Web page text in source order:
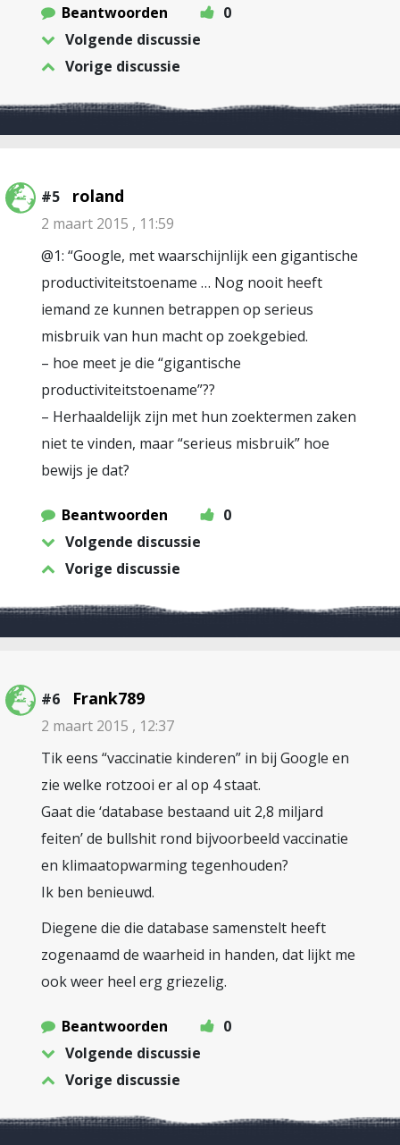
Beantwoorden
0
Volgende discussie
Vorige discussie
#5 roland
2 maart 2015 , 11:59
@1: “Google, met waarschijnlijk een gigantische
productiviteitstoename … Nog nooit heeft
iemand ze kunnen betrappen op serieus
misbruik van hun macht op zoekgebied.
– hoe meet je die “gigantische
productiviteitstoename”??
– Herhaaldelijk zijn met hun zoektermen zaken
niet te vinden, maar “serieus misbruik” hoe
bewijs je dat?
Beantwoorden
0
Volgende discussie
Vorige discussie
#6 Frank789
2 maart 2015 , 12:37
Tik eens “vaccinatie kinderen” in bij Google en
zie welke rotzooi er al op 4 staat.
Gaat die ‘database bestaand uit 2,8 miljard
feiten’ de bullshit rond bijvoorbeeld vaccinatie
en klimaatopwarming tegenhouden?
Ik ben benieuwd.
Diegene die die database samenstelt heeft
zogenaamd de waarheid in handen, dat lijkt me
ook weer heel erg griezelig.
Beantwoorden
0
Volgende discussie
Vorige discussie